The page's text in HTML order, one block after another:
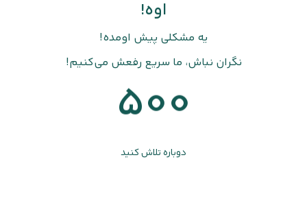
اوه!
یه مشکلی پیش اومده!
نگران نباش، ما سریع رفعش می‌کنیم!
500
دوباره تلاش کنید